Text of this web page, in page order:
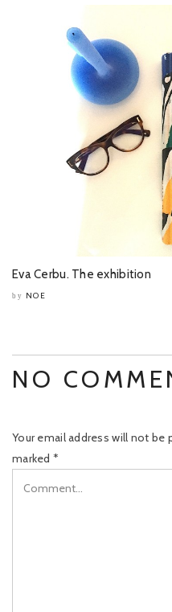
Eva Cerbu. The exhibition
by NOE
NO
Your email address will not be
marked *